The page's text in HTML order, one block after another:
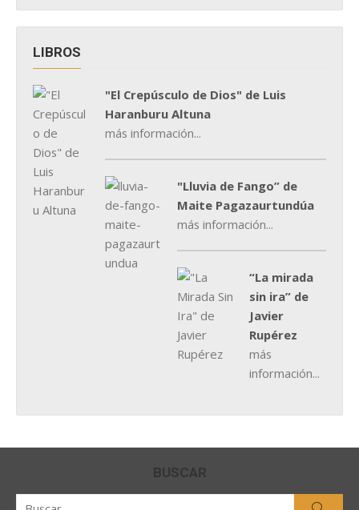
LIBROS
"El Crepúsculo de Dios" de Luis
Haranburu Altuna
más información...
"Lluvia de Fango” de
Maite Pagazaurtundúa
más información...
“La mirada
sin ira” de
Javier
Rupérez
más
información...
BUSCAR